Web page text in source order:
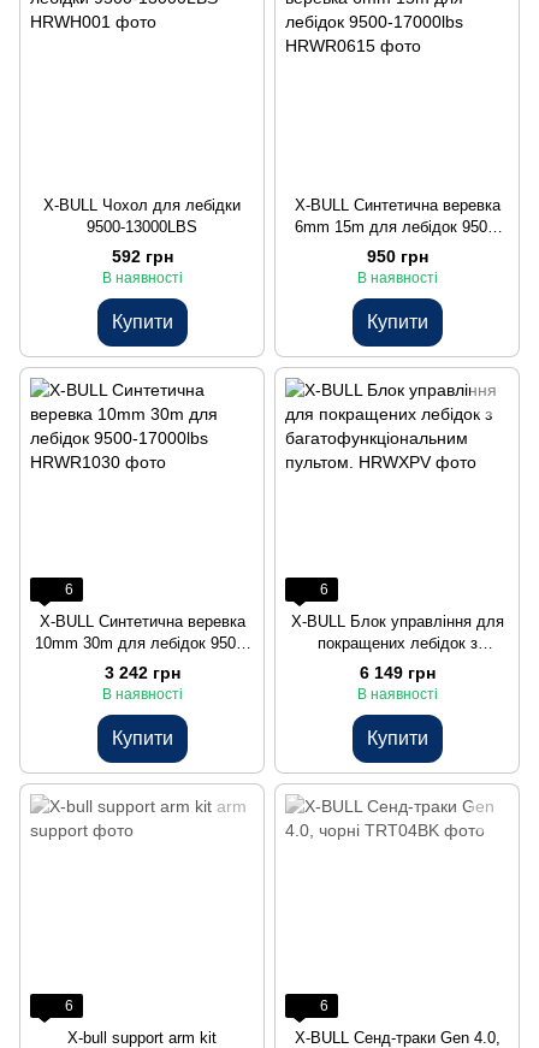
X-BULL Чохол для лебідки
9500-13000LBS
592 грн
В наявності
Купити
X-BULL Синтетична веревка
6mm 15m для лебідок 9500-
17000lbs
950 грн
В наявності
Купити
6
X-BULL Синтетична веревка
10mm 30m для лебідок 9500-
17000lbs
3 242 грн
В наявності
Купити
6
X-BULL Блок управління для
покращених лебідок з
багатофункціональним
пультом.
6 149 грн
В наявності
Купити
6
X-bull support arm kit
6
X-BULL Сенд-траки Gen 4.0,